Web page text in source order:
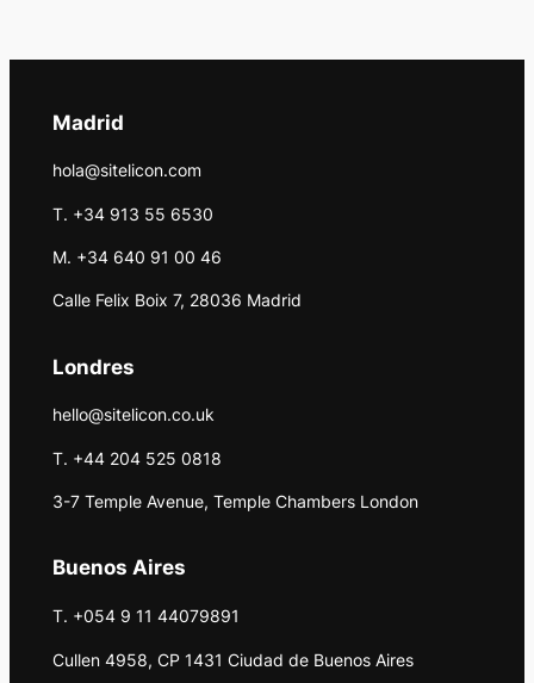
Madrid
hola@sitelicon.com
T. +34 913 55 6530
M. +34 640 91 00 46
Calle Felix Boix 7, 28036 Madrid
Londres
hello@sitelicon.co.uk
T. +44 204 525 0818
3-7 Temple Avenue, Temple Chambers London
Buenos Aires
T. +054 9 11 44079891
Cullen 4958, CP 1431 Ciudad de Buenos Aires